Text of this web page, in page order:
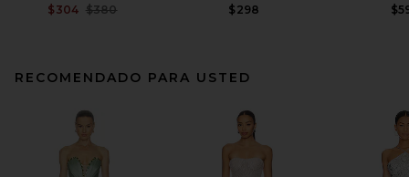
$304 Previous price:
$380
$298
RECOMENDADO PARA USTED